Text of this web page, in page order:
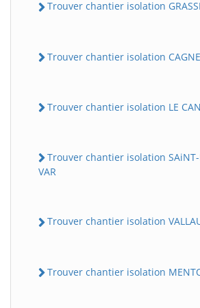
Trouver chantier isolation
Trouver chantier isolation
Trouver chantier isolation LE
Trouver chantier isolation SAiNT-
VAR
Trouver chantier isolation
Trouver chantier isolation